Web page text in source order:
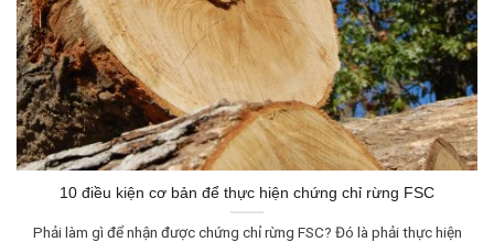
10 điều kiện cơ bản để thực hiện chứng chỉ rừng FSC
Phải làm gì để nhận được chứng chỉ rừng FSC? Đó là phải thực hiện